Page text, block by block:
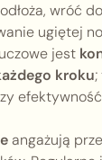
wróć
ugiętej
jest
kroku
angażują